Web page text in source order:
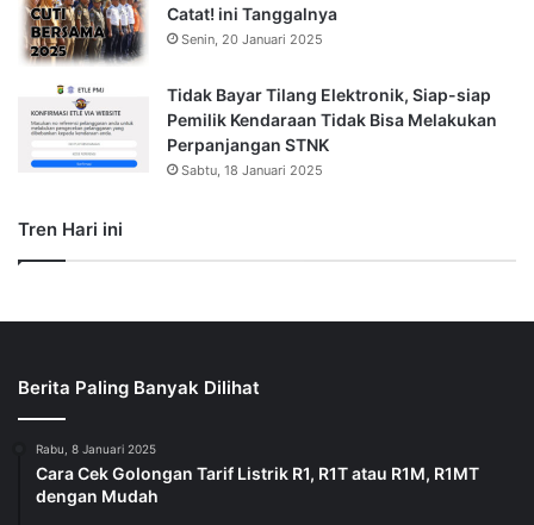
Catat! ini Tanggalnya
Senin, 20 Januari 2025
Tidak Bayar Tilang Elektronik, Siap-siap
Pemilik Kendaraan Tidak Bisa Melakukan
Perpanjangan STNK
Sabtu, 18 Januari 2025
Tren Hari ini
Berita Paling Banyak Dilihat
Rabu, 8 Januari 2025
Cara Cek Golongan Tarif Listrik R1, R1T atau R1M, R1MT
dengan Mudah